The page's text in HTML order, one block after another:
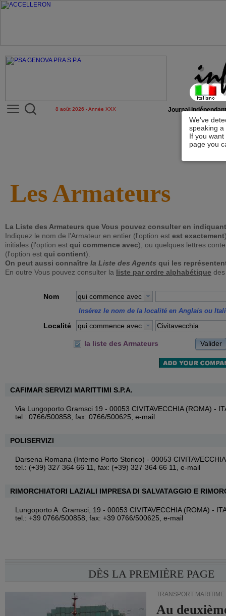
We've
speaking
If you
page you
8 août 2026 - Année XXX Journal
Les Armateurs
La Liste des Armateurs que Vous pouvez consulter en
Indiquez le nom de l'Armateur en entier (l'option est est exactement
initiales (l'option est qui commence avec), ou quelques lettres
(l'option est qui contient).
On peut aussi connaître la Liste des Agents qui les
En outre Vous pouvez consulter la liste par ordre alphabétique
Nom qui commence avec
Insérez le nom de la localité en Anglais ou
Localité qui commence avec
la liste des Armateurs Valider
CAFIMAR SERVIZI MARITTIMI S.P.A.
Via Lungoporto Gramsci 19 - 00053 CIVITAVECCHIA (ROMA) -
tel.: 0766/500858, fax: 0766/500625, e-mail
POLISERVIZI
Darsena Romana (Interno Porto Storico) - 00053
tel.: (+39) 327 364 66 11, fax: (+39) 327 364 66 11, e-mail
RIMORCHIATORI LAZIALI IMPRESA DI SALVATAGGIO E
Lungoporto A. Gramsci, 19 - 00053 CIVITAVECCHIA (ROMA) -
tel.: +39 0766/500858, fax: +39 0766/500625, e-mail
DÈS LA PREMIÈRE PAGE
TRANSPORT MARITIME
Au